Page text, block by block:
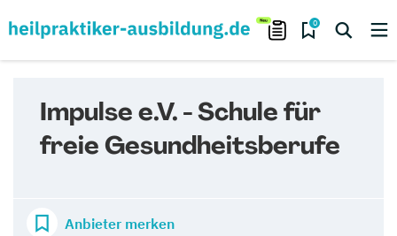
0
Impulse e.V. - Schule für
freie Gesundheitsberufe
Anbieter merken